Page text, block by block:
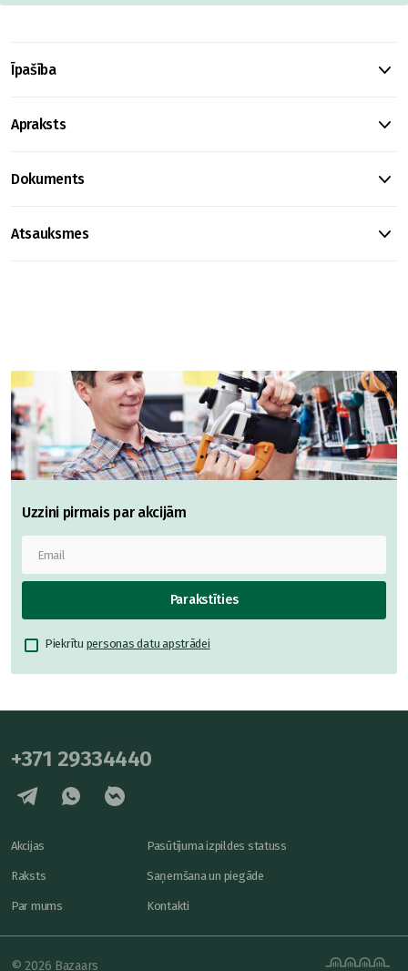
Īpašība
Apraksts
Dokuments
Atsauksmes
Uzzini pirmais par akcijām
Parakstīties
Piekrītu personas datu apstrādei
+371 29334440
Akcijas
Raksts
Par mums
Pasūtījuma izpildes statuss
Saņemšana un piegāde
Kontakti
© 2026 Bazaars